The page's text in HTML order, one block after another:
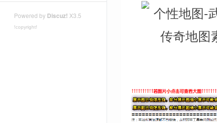
Powered by Discuz! X3.5
!copyright!